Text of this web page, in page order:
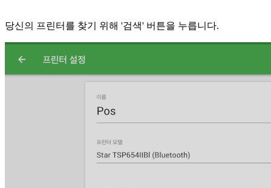
당신의 프린터를 찾기 위해 '검색' 버튼을 누릅니다.